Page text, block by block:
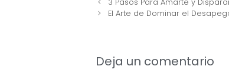
de
3 Pasos Para Amarte y
El Arte de Dominar el
Deja un comentario